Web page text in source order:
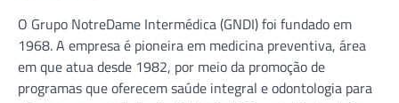
O Grupo NotreDame Intermédica (GNDI) foi fundado em
1968. A empresa é pioneira em medicina preventiva, área
em que atua desde 1982, por meio da promoção de
programas que oferecem saúde integral e odontologia para